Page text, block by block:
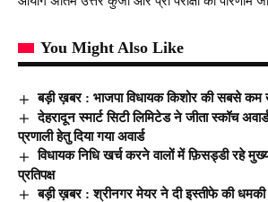
You Might Also Like
बड़ी ख़बर : भाजपा विधायक किशोर की सबसे कम
देहरादून स्मार्ट सिटी लिमिटेड ने जीता स्कॉच
प्रणाली हेतु दिया गया अवार्ड
विधायक निधि खर्च करने वालों में फ़िसड्डी रहे
प्रतिपक्ष
बड़ी ख़बर : श्रीनगर मेयर ने दी इस्तीफे की धमकी